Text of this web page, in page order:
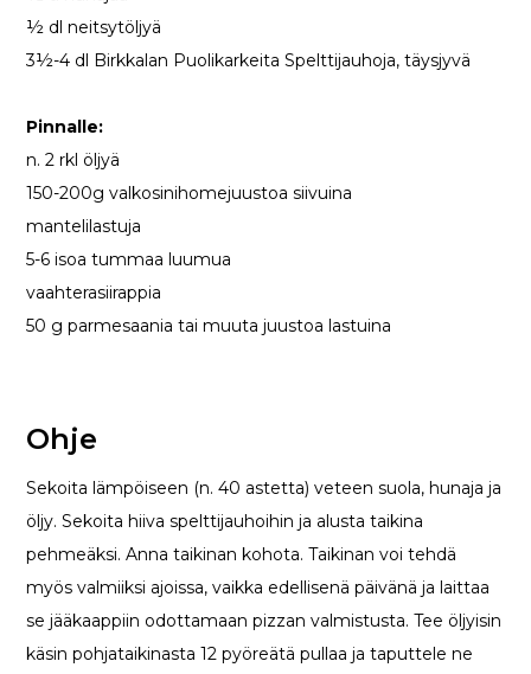
½ dl neitsytöljyä
3½-4 dl Birkkalan Puolikarkeita Spelttijauhoja, täysjyvä
Pinnalle:
n. 2 rkl öljyä
150-200g valkosinihomejuustoa siivuina
mantelilastuja
5-6 isoa tummaa luumua
vaahterasiirappia
50 g parmesaania tai muuta juustoa lastuina
Ohje
Sekoita lämpöiseen (n. 40 astetta) veteen suola, hunaja ja
öljy. Sekoita hiiva spelttijauhoihin ja alusta taikina
pehmeäksi. Anna taikinan kohota. Taikinan voi tehdä
myös valmiiksi ajoissa, vaikka edellisenä päivänä ja laittaa
se jääkaappiin odottamaan pizzan valmistusta. Tee öljyisin
käsin pohjataikinasta 12 pyöreätä pullaa ja taputtele ne